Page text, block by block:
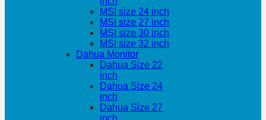
MSI size 24 inch
MSI size 27 inch
MSI size 30 inch
MSI size 32 inch
Dahua Monitor
Dahua Size 22
inch
Dahua Size 24
inch
Dahua Size 27
inch